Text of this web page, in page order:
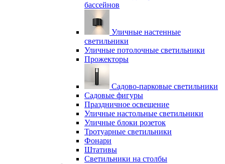
бассейнов
Уличные настенные
светильники
Уличные потолочные светильники
Прожекторы
Садово-парковые светильники
Садовые фигуры
Праздничное освещение
Уличные настольные светильники
Уличные блоки розеток
Тротуарные светильники
Фонари
Штативы
Светильники на столбы